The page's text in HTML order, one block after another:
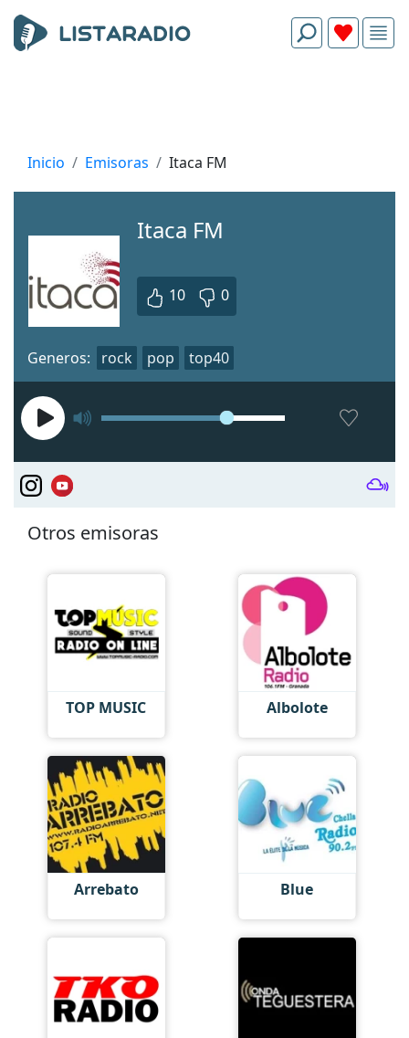
Inicio Emisoras Itaca FM
Itaca FM
10 0
Generos: rock pop top40
Otros emisoras
TOP MUSIC Albolote
Arrebato Blue